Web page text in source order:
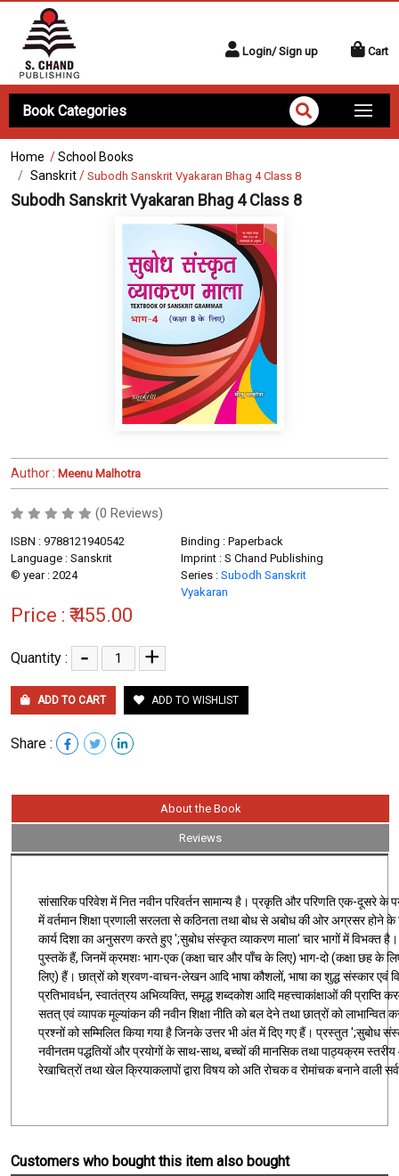
Login/ Sign up Cart
Book Categories
Home /School Books
Sanskrit/ Subodh Sanskrit Vyakaran Bhag 4 Class 8
Subodh Sanskrit Vyakaran Bhag 4 Class 8
Author : Meenu Malhotra
(0 Reviews)
ISBN : 9788121940542
Binding : Paperback
Language : Sanskrit
Imprint : S Chand Publishing
© year : 2024
Series : Subodh Sanskrit
Vyakaran
Price : ₹ 455.00
Quantity : - +
ADD TO CART ADD TO WISHLIST
Share :
About the Book
Reviews
सांसारिक परिवेश में नित नवीन परिवर्तन सामान्य है। प्रकृति और परिणति एक-दूसरे के
में वर्तमान शिक्षा प्रणाली सरलता से कठिनता तथा बोध से अबोध की ओर अग्रसर होने
कार्य दिशा का अनुसरण करते हुए ';सुबोध संस्कृत व्याकरण माला' चार भागों में
पुस्तकें हैं, जिनमें क्रमशः भाग-एक (कक्षा चार और पाँच के लिए) भाग-दो (कक्षा छह के
लिए) हैं। छात्रों को श्रवण-वाचन-लेखन आदि भाषा कौशलों, भाषा का शुद्ध संस्कार
प्रतिभावर्धन, स्वातंत्रय अभिव्यक्ति, समृद्ध शब्दकोश आदि महत्त्वाकांक्षाओं की प्राप्ति
सतत् एवं व्यापक मूल्यांकन की नवीन शिक्षा नीति को बल देने तथा छात्रों को
प्रश्नों को सम्मिलित किया गया है जिनके उत्तर भी अंत में दिए गए हैं। प्रस्तुत
नवीनतम पद्धतियों और प्रयोगों के साथ-साथ, बच्चों की मानसिक तथा पाठ्यक्रम
रेखाचित्रों तथा खेल क्रियाकलापों द्वारा विषय को अति रोचक व रोमांचक बनाने वाली
Customers who bought this item also bought